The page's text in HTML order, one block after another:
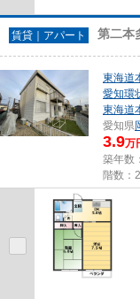
賃貸｜アパート 第二本
東海道
愛知環
東海道
愛知県
3.9万
築年数
階数：